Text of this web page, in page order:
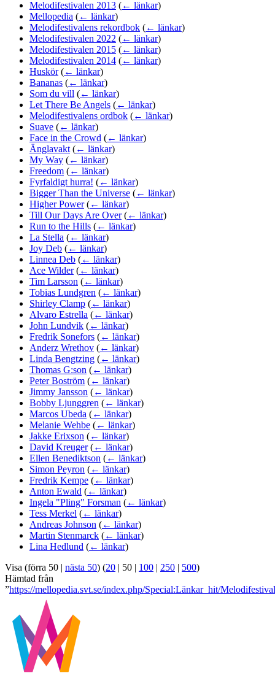
Melodifestivalen 2013 (← länkar)
Mellopedia (← länkar)
Melodifestivalens rekordbok (← länkar)
Melodifestivalen 2022 (← länkar)
Melodifestivalen 2015 (← länkar)
Melodifestivalen 2014 (← länkar)
Huskör (← länkar)
Bananas (← länkar)
Som du vill (← länkar)
Let There Be Angels (← länkar)
Melodifestivalens ordbok (← länkar)
Suave (← länkar)
Face in the Crowd (← länkar)
Änglavakt (← länkar)
My Way (← länkar)
Freedom (← länkar)
Fyrfaldigt hurra! (← länkar)
Bigger Than the Universe (← länkar)
Higher Power (← länkar)
Till Our Days Are Over (← länkar)
Run to the Hills (← länkar)
La Stella (← länkar)
Joy Deb (← länkar)
Linnea Deb (← länkar)
Ace Wilder (← länkar)
Tim Larsson (← länkar)
Tobias Lundgren (← länkar)
Shirley Clamp (← länkar)
Alvaro Estrella (← länkar)
John Lundvik (← länkar)
Fredrik Sonefors (← länkar)
Anderz Wrethov (← länkar)
Linda Bengtzing (← länkar)
Thomas G:son (← länkar)
Peter Boström (← länkar)
Jimmy Jansson (← länkar)
Bobby Ljunggren (← länkar)
Marcos Ubeda (← länkar)
Melanie Wehbe (← länkar)
Jakke Erixson (← länkar)
David Kreuger (← länkar)
Ellen Benediktson (← länkar)
Simon Peyron (← länkar)
Fredrik Kempe (← länkar)
Anton Ewald (← länkar)
Ingela "Pling" Forsman (← länkar)
Tess Merkel (← länkar)
Andreas Johnson (← länkar)
Martin Stenmarck (← länkar)
Lina Hedlund (← länkar)
Visa (förra 50 | nästa 50) (20 | 50 | 100 | 250 | 500)
Hämtad från
”https://mellopedia.svt.se/index.php/Special:Länkar_hit/